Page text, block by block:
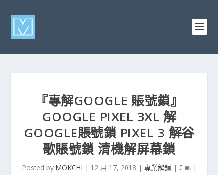
『專解GOOGLE 賬號鎖』
GOOGLE PIXEL 3XL 解
GOOGLE賬號鎖 PIXEL 3 解谷
歌賬號鎖 清機解屏幕鎖
Posted by MOKCHI | 12 月 17, 2018 | 專業解鎖 | 0 |